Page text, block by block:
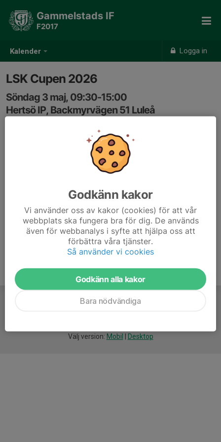
Kalender Logga in
Gammelstads IF
F2017
LSK Cupen 2026
Söndag 3 maj, 09:30-15:00
Hertsö IP, Backmyrvägen 51 Luleå
Välj version: Mobil Desktop
Godkänn kakor
Vi använder oss av kakor (cookies) för att vår
webbplats ska fungera bra för dig. De används
även för webbanalys i syfte att hjälpa oss att
förbättra våra tjänster.
Så använder vi cookies
Godkänn alla kakor
Bara nödvändiga